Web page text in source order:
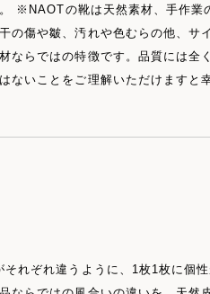
※NAOTの靴は天然素材、手作業
の傷や皺、汚れや色むらの他、サ
ならではの特徴です。品質には全
いことをご理解いただけますと
れぞれ違うように、1枚1枚に個性